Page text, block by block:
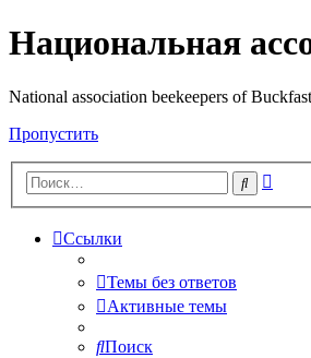
Национальная
National association beekeepers of Buckfast
Пропустить
Поиск
Ссылки
Темы без ответов
Активные темы
Поиск